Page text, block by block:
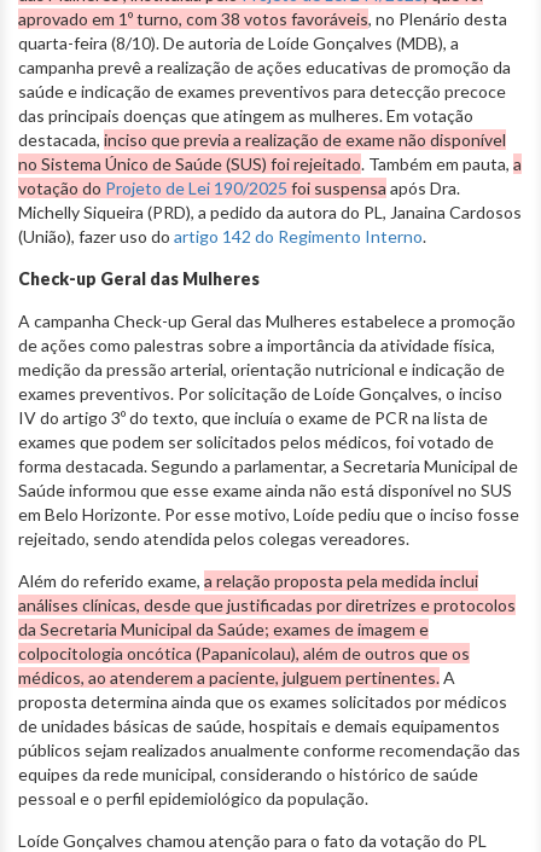
aprovado em 1º turno, com 38 votos favoráveis, no Plenário desta
quarta-feira (8/10). De autoria de Loíde Gonçalves (MDB), a
campanha prevê a realização de ações educativas de promoção da
saúde e indicação de exames preventivos para detecção precoce
das principais doenças que atingem as mulheres. Em votação
destacada, inciso que previa a realização de exame não disponível
no Sistema Único de Saúde (SUS) foi rejeitado. Também em pauta, a
votação do Projeto de Lei 190/2025 foi suspensa após Dra.
Michelly Siqueira (PRD), a pedido da autora do PL, Janaina Cardosos
(União), fazer uso do artigo 142 do Regimento Interno.
Check-up Geral das Mulheres
A campanha Check-up Geral das Mulheres estabelece a promoção
de ações como palestras sobre a importância da atividade física,
medição da pressão arterial, orientação nutricional e indicação de
exames preventivos. Por solicitação de Loíde Gonçalves, o inciso
IV do artigo 3º do texto, que incluía o exame de PCR na lista de
exames que podem ser solicitados pelos médicos, foi votado de
forma destacada. Segundo a parlamentar, a Secretaria Municipal de
Saúde informou que esse exame ainda não está disponível no SUS
em Belo Horizonte. Por esse motivo, Loíde pediu que o inciso fosse
rejeitado, sendo atendida pelos colegas vereadores.
Além do referido exame, a relação proposta pela medida inclui
análises clínicas, desde que justificadas por diretrizes e protocolos
da Secretaria Municipal da Saúde; exames de imagem e
colpocitologia oncótica (Papanicolau), além de outros que os
médicos, ao atenderem a paciente, julguem pertinentes.A
proposta determina ainda que os exames solicitados por médicos
de unidades básicas de saúde, hospitais e demais equipamentos
públicos sejam realizados anualmente conforme recomendação das
equipes da rede municipal, considerando o histórico de saúde
pessoal e o perfil epidemiológico da população.
Loíde Gonçalves chamou atenção para o fato da votação do PL